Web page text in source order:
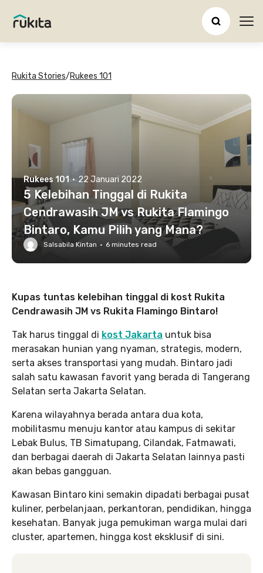
Rukita Stories/Rukees 101
Rukees 101 · 22 Januari 2022
5 Kelebihan Tinggal di Rukita
Cendrawasih JM vs Rukita Flamingo
Bintaro, Kamu Pilih yang Mana?
Salsabila Kintan · 6 minutes read
Kupas tuntas kelebihan tinggal di kost Rukita
Cendrawasih JM vs Rukita Flamingo Bintaro!
Tak harus tinggal di kost Jakarta untuk bisa
merasakan hunian yang nyaman, strategis, modern,
serta akses transportasi yang mudah. Bintaro jadi
salah satu kawasan favorit yang berada di Tangerang
Selatan serta Jakarta Selatan.
Karena wilayahnya berada antara dua kota,
mobilitasmu menuju kantor atau kampus di sekitar
Lebak Bulus, TB Simatupang, Cilandak, Fatmawati,
dan berbagai daerah di Jakarta Selatan lainnya pasti
akan bebas gangguan.
Kawasan Bintaro kini semakin dipadati berbagai pusat
kuliner, perbelanjaan, perkantoran, pendidikan, hingga
kesehatan. Banyak juga pemukiman warga mulai dari
cluster, apartemen, hingga kost eksklusif di sini.